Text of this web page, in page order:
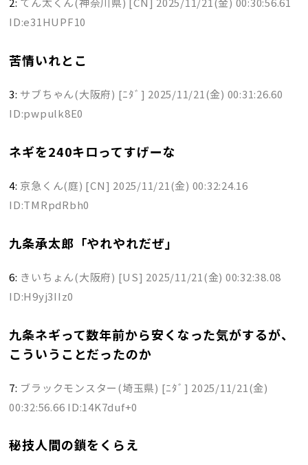
ID:e31HUPF10
苦情いれとこ
3: サブちゃん(大阪府) [ﾆﾀﾞ] 2025/11/21(金) 00:31:26.60
ID:pwpulk8E0
ネギを240キロってすげーな
4: 京急くん(庭) [CN] 2025/11/21(金) 00:32:24.16
ID:TMRpdRbh0
九条承太郎「やれやれだぜ」
6: きいちょん(大阪府) [US] 2025/11/21(金) 00:32:38.08
ID:H9yj3IIz0
九条ネギって数年前から安くなった気がするが、
こういうことだったのか
7: ブラックモンスター(埼玉県) [ﾆﾀﾞ] 2025/11/21(金)
00:32:56.66 ID:14K7duf+0
秘技人間の鎖をくらえ